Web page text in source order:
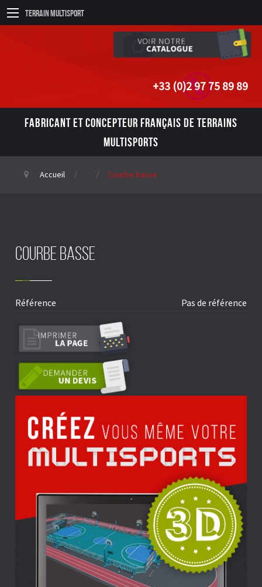
Terrain Multisport
+33 (0)2 97 75 89 89
FABRICANT ET CONCEPTEUR FRANÇAIS DE TERRAINS
MULTISPORTS
Accueil Courbe basse
Courbe basse
Référence Pas de référence